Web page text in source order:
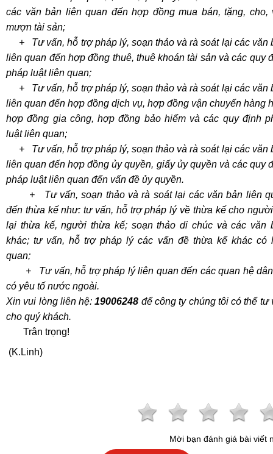
các văn bản liên quan đến hợp đồng mua bán, tặng, cho,
mượn tài sản;
+ Tư vấn, hỗ trợ pháp lý, soạn thảo và rà soát lại các văn
liên quan đến hợp đồng thuê, thuê khoán tài sản và các quy
pháp luật liên quan;
+ Tư vấn, hỗ trợ pháp lý, soạn thảo và rà soát lại các văn
liên quan đến hợp đồng dịch vụ, hợp đồng vận chuyển hàng
hợp đồng gia công, hợp đồng bảo hiểm và các quy định
luật liên quan;
+ Tư vấn, hỗ trợ pháp lý, soạn thảo và rà soát lại các văn
liên quan đến hợp đồng ủy quyền, giấy ủy quyền và các quy
pháp luật liên quan đến vấn đề ủy quyền.
+ Tư vấn, soạn thảo và rà soát lại các văn bản liên
đến thừa kế như: tư vấn, hỗ trợ pháp lý về thừa kế cho
lại thừa kế, người thừa kế; soạn thảo di chúc và các văn
khác; tư vấn, hỗ trợ pháp lý các vấn đề thừa kế khác có
quan;
+ Tư vấn, hỗ trợ pháp lý liên quan đến các quan hệ
có yêu tố nước ngoài.
Xin vui lòng liênhệ: 19006248 để công ty chúng tôi có thể tư
cho quý khách.
Trân trọng!
(K.Linh)
Mời bạn đánh giá bài viết